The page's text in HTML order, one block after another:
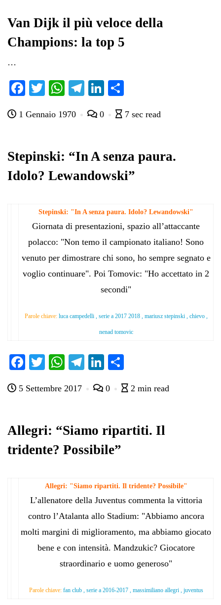
Van Dijk il più veloce della
Champions: la top 5
…
Fa
bo
T
tte
W
ts
pp
Te
gr
m
Li
ed di
di
1 Gennaio 1970 0 7 sec read
Stepinski: “In A senza paura.
Idolo? Lewandowski”
Stepinski: "In A senza paura. Idolo? Lewandowski"
Giornata di presentazioni, spazio all’attaccante
polacco: "Non temo il campionato italiano! Sono
venuto per dimostrare chi sono, ho sempre segnato e
voglio continuare". Poi Tomovic: "Ho accettato in 2
secondi"
Parole chiave: luca campedelli , serie a 2017 2018 , mariusz stepinski , chievo ,
nenad tomovic
Fa
bo
T
tte
W
ts
pp
Te
gr
m
Li
ed di
di
5 Settembre 2017 0 2 min read
Allegri: “Siamo ripartiti. Il
tridente? Possibile”
Allegri: "Siamo ripartiti. Il tridente? Possibile"
L’allenatore della Juventus commenta la vittoria
contro l’Atalanta allo Stadium: "Abbiamo ancora
molti margini di miglioramento, ma abbiamo giocato
bene e con intensità. Mandzukic? Giocatore
straordinario e uomo generoso"
Parole chiave: fan club , serie a 2016-2017 , massimiliano allegri , juventus